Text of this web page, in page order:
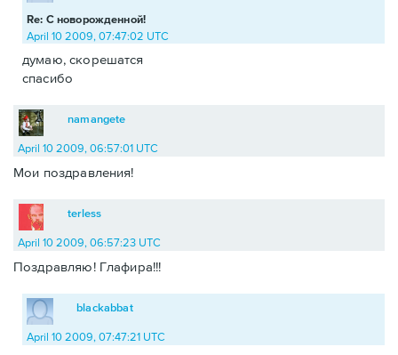
Re: С новорожденной!
April 10 2009, 07:47:02 UTC
думаю, скорешатся
спасибо
namangete
April 10 2009, 06:57:01 UTC
Мои поздравления!
terless
April 10 2009, 06:57:23 UTC
Поздравляю! Глафира!!!
blackabbat
April 10 2009, 07:47:21 UTC